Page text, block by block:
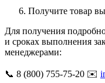
Получите товар
Для получения
и сроках выполнения
менеджерами:
📞 8 (800) 755-75-20 ✉️